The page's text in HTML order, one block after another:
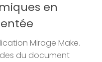
en
Mirage Make.
du document